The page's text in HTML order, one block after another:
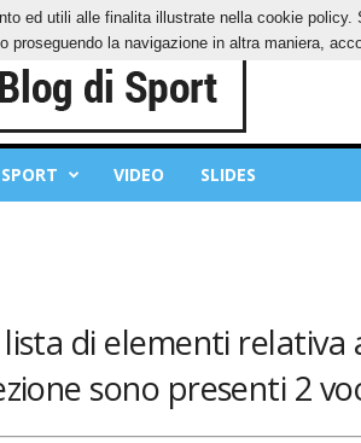
VIDEO SLIDES
di elementi relativa
sono presenti 2
ed utili alle finalita illustrate nella cookie
la navigazione in altra maniera,